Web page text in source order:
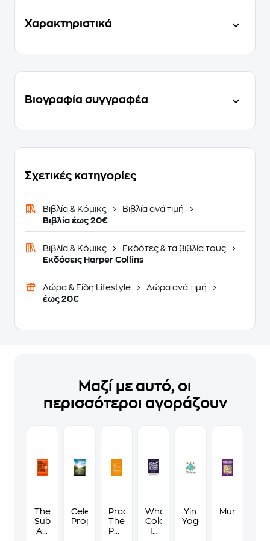
Χαρακτηριστικά
Βιογραφία συγγραφέα
Σχετικές κατηγορίες
Βιβλία & Κόμικς
Βιβλία ανά τιμή
Βιβλία έως 20€
Βιβλία & Κόμικς
Εκδότες & τα βιβλία τους
Εκδόσεις Harper Collins
Δώρα & Είδη Lifestyle
Δώρα ανά τιμή
έως 20€
Μαζί με αυτό, οι
περισσότεροι αγοράζουν
The
Subtle
Art
Celestine
Prophecy
Practising
The
Power
What
Color
Is
Yin
Yoga
Murdoku